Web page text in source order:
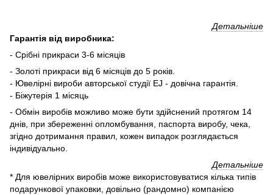
Детальніше
Гарантія від виробника:
- Срібні прикраси 3-6 місяців
- Золоті прикраси від 6 місяців до 5 років.
- Ювелірні вироби авторської студії EJ - довічна гарантія.
- Біжутерія 1 місяць
- Обмін виробів можливо може бути здійснений протягом 14
днів, при збереженні опломбування, паспорта виробу, чека,
згідно дотримання правил, кожен випадок розглядається
індивідуально.
Детальніше
* Для ювелірних виробів може використовуватися кілька типів
подарункової упаковки, довільно (рандомно) компанією